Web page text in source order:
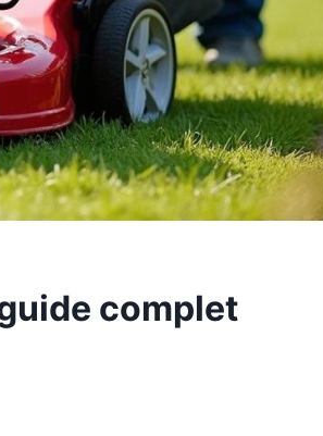
complet